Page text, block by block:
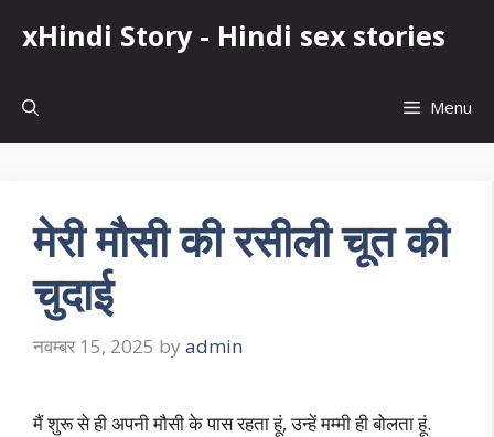
xHindi Story - Hindi sex stories
Menu
मेरी मौसी की रसीली चूत की
चुदाई
नवम्बर 15, 2025 by admin
मैं शुरू से ही अपनी मौसी के पास रहता हूं, उन्हें मम्मी ही बोलता हूं.